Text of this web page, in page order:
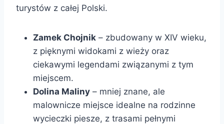
turystów z całej Polski.
Zamek Chojnik – zbudowany w XIV wieku,
z pięknymi widokami z wieży oraz
ciekawymi legendami związanymi z tym
miejscem.
Dolina Maliny – mniej znane, ale
malownicze miejsce idealne na rodzinne
wycieczki piesze, z trasami pełnymi